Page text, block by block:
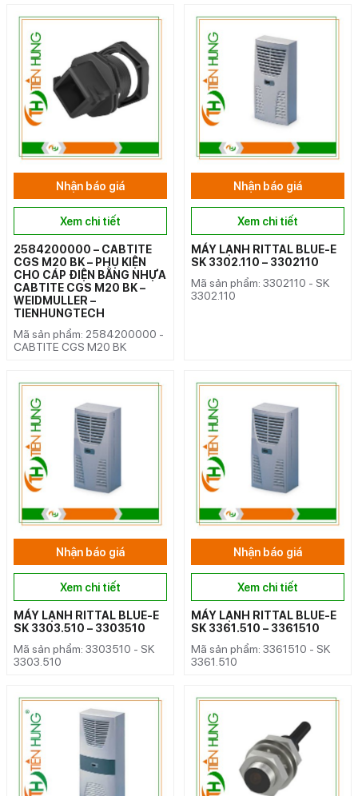
Nhận báo giá
Xem chi tiết
2584200000 – CABTITE
CGS M20 BK – PHỤ KIỆN
CHO CÁP ĐIỆN BẰNG NHỰA
CABTITE CGS M20 BK –
WEIDMULLER –
TIENHUNGTECH
Mã sản phẩm: 2584200000 -
CABTITE CGS M20 BK
Nhận báo giá
Xem chi tiết
MÁY LẠNH RITTAL BLUE-E
SK 3302.110 – 3302110
Mã sản phẩm: 3302110 - SK
3302.110
Nhận báo giá
Xem chi tiết
MÁY LẠNH RITTAL BLUE-E
SK 3303.510 – 3303510
Mã sản phẩm: 3303510 - SK
3303.510
Nhận báo giá
Xem chi tiết
MÁY LẠNH RITTAL BLUE-E
SK 3361.510 – 3361510
Mã sản phẩm: 3361510 - SK
3361.510